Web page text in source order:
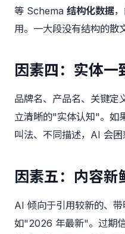
等 Schema 结构化数据
用。一大段没有结构的散
因素四：实体一
品牌名、产品名、关键定
立清晰的"实体认知"。如
叫法、不同描述，AI 会困
因素五：内容新
AI 倾向于引用较新的、带
如"2026 年最新"。过期